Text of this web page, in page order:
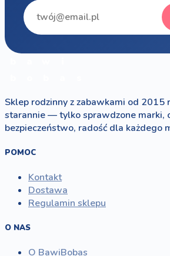
Sklep rodzinny z zabawkami od 2015
starannie — tylko sprawdzone marki,
bezpieczeństwo, radość dla każdego
POMOC
Kontakt
Dostawa
Regulamin sklepu
O NAS
O BawiBobas